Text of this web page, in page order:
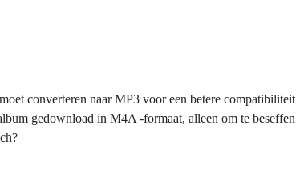
converteren naar MP3 voor een betere compatibiliteit
gedownload in M4A -formaat, alleen om te beseffen